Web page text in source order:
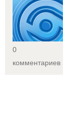
0
комментариев